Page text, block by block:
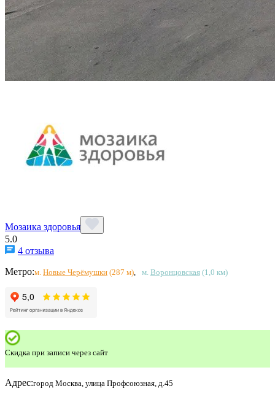
Мозаика здоровья
5.0
4 отзыва
Метро:м. Новые Черёмушки (287 м) м. Воронцовская(1,0 км)
Скидка при записи через сайт
Адрес:город Москва, улица Профсоюзная, д.45